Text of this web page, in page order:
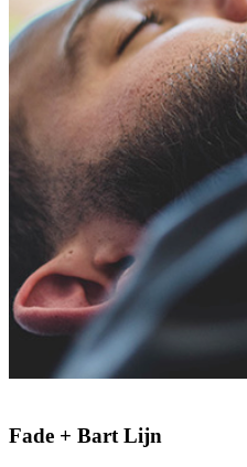
Fade + Bart Lijn